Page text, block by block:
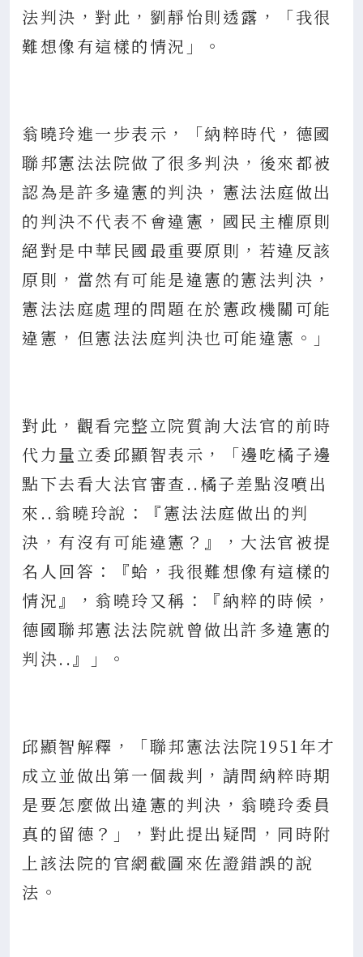
法判決，對此，劉靜怡則透露，「我很
難想像有這樣的情況」。
翁曉玲進一步表示，「納粹時代，德國
聯邦憲法法院做了很多判決，後來都被
認為是許多違憲的判決，憲法法庭做出
的判決不代表不會違憲，國民主權原則
絕對是中華民國最重要原則，若違反該
原則，當然有可能是違憲的憲法判決，
憲法法庭處理的問題在於憲政機關可能
違憲，但憲法法庭判決也可能違憲。」
對此，觀看完整立院質詢大法官的前時
代力量立委邱顯智表示，「邊吃橘子邊
點下去看大法官審查..橘子差點沒噴出
來..翁曉玲說：『憲法法庭做出的判
決，有沒有可能違憲？』，大法官被提
名人回答：『蛤，我很難想像有這樣的
情況』，翁曉玲又稱：『納粹的時候，
德國聯邦憲法法院就曾做出許多違憲的
判決..』」。
邱顯智解釋，「聯邦憲法法院1951年才
成立並做出第一個裁判，請問納粹時期
是要怎麼做出違憲的判決，翁曉玲委員
真的留德？」，對此提出疑問，同時附
上該法院的官網截圖來佐證錯誤的說
法。